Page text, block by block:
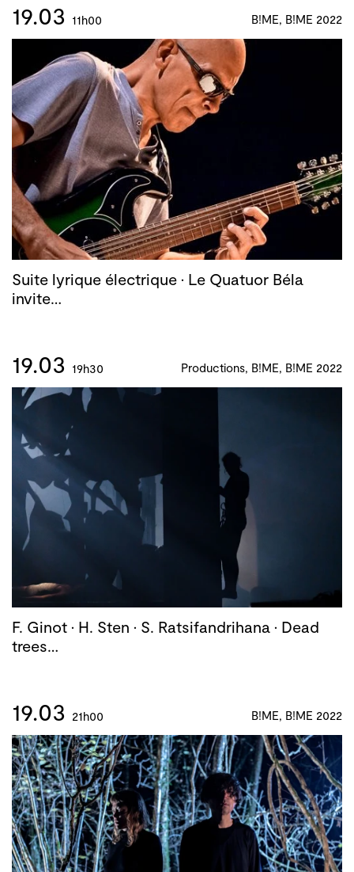
19.03 11h00 B!ME, B!ME 2022
Suite lyrique électrique · Le Quatuor Béla
invite…
19.03 19h30 Productions, B!ME, B!ME 2022
F. Ginot · H. Sten · S. Ratsifandrihana · Dead
trees…
19.03 21h00 B!ME, B!ME 2022